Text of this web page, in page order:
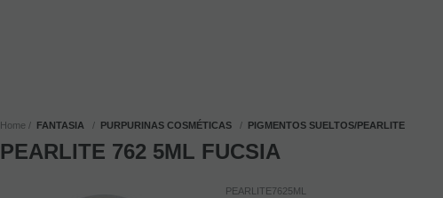
Home FANTASIA PURPURINAS COSMÉTICAS PIGMENTOS SUELTOS/PEARLITE
PEARLITE 762 5ML FUCSIA
PEARLITE7625ML